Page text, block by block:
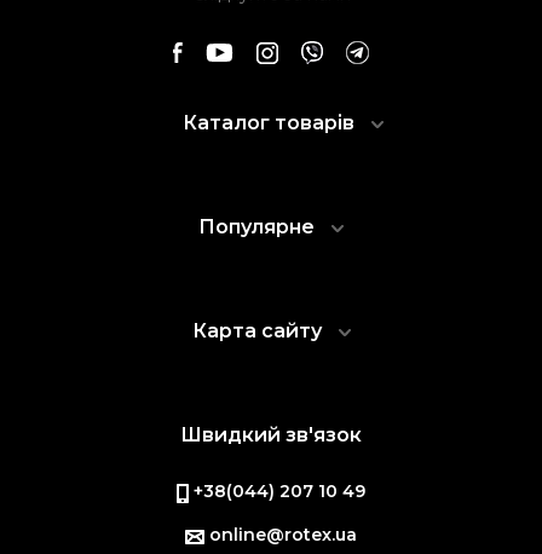
Каталог товарів
Популярне
Карта сайту
Швидкий зв'язок
+38(044) 207 10 49
online@rotex.ua